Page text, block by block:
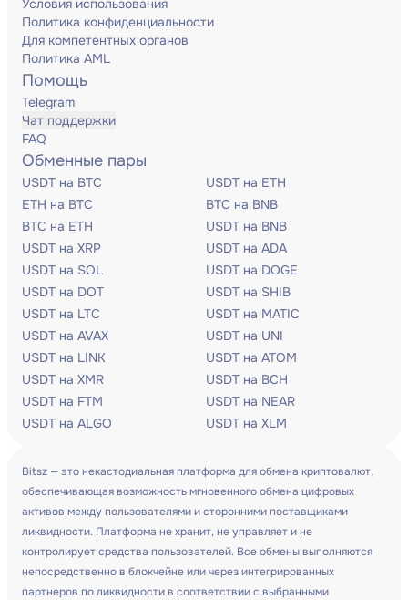
Условия использования
Политика конфиденциальности
Для компетентных органов
Политика AML
Помощь
Telegram
Чат поддержки
FAQ
Обменные пары
USDT на BTC
USDT на ETH
ETH на BTC
BTC на BNB
BTC на ETH
USDT на BNB
USDT на XRP
USDT на ADA
USDT на SOL
USDT на DOGE
USDT на DOT
USDT на SHIB
USDT на LTC
USDT на MATIC
USDT на AVAX
USDT на UNI
USDT на LINK
USDT на ATOM
USDT на XMR
USDT на BCH
USDT на FTM
USDT на NEAR
USDT на ALGO
USDT на XLM
Bitsz — это некастодиальная платформа для обмена криптовалют,
обеспечивающая возможность мгновенного обмена цифровых
активов между пользователями и сторонними поставщиками
ликвидности. Платформа не хранит, не управляет и не
контролирует средства пользователей. Все обмены выполняются
непосредственно в блокчейне или через интегрированных
партнеров по ликвидности в соответствии с выбранными